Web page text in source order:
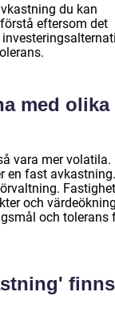
du kan
eftersom det
med olika
vara mer volatila.
en fast avkastning.
och
och tolerans
finns